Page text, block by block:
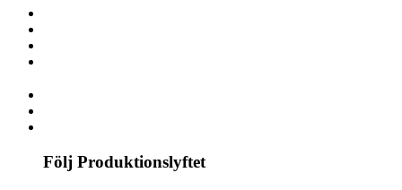
Följ Produktionslyftet